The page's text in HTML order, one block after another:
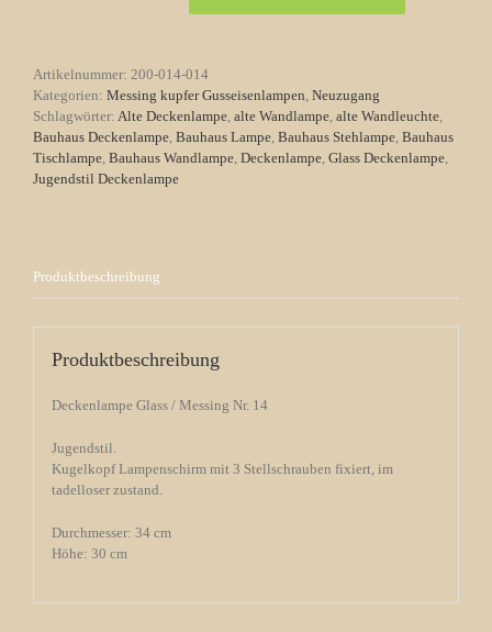
Nr.
14
Menge
Artikelnummer: 200-014-014
Kategorien: Messing kupfer Gusseisenlampen, Neuzugang
Schlagwörter: Alte Deckenlampe, alte Wandlampe, alte Wandleuchte,
Bauhaus Deckenlampe, Bauhaus Lampe, Bauhaus Stehlampe, Bauhaus
Tischlampe, Bauhaus Wandlampe, Deckenlampe, Glass Deckenlampe,
Jugendstil Deckenlampe
Produktbeschreibung
Produktbeschreibung
Deckenlampe Glass / Messing Nr. 14
Jugendstil.
Kugelkopf Lampenschirm mit 3 Stellschrauben fixiert, im
tadelloser zustand.
Durchmesser: 34 cm
Höhe: 30 cm